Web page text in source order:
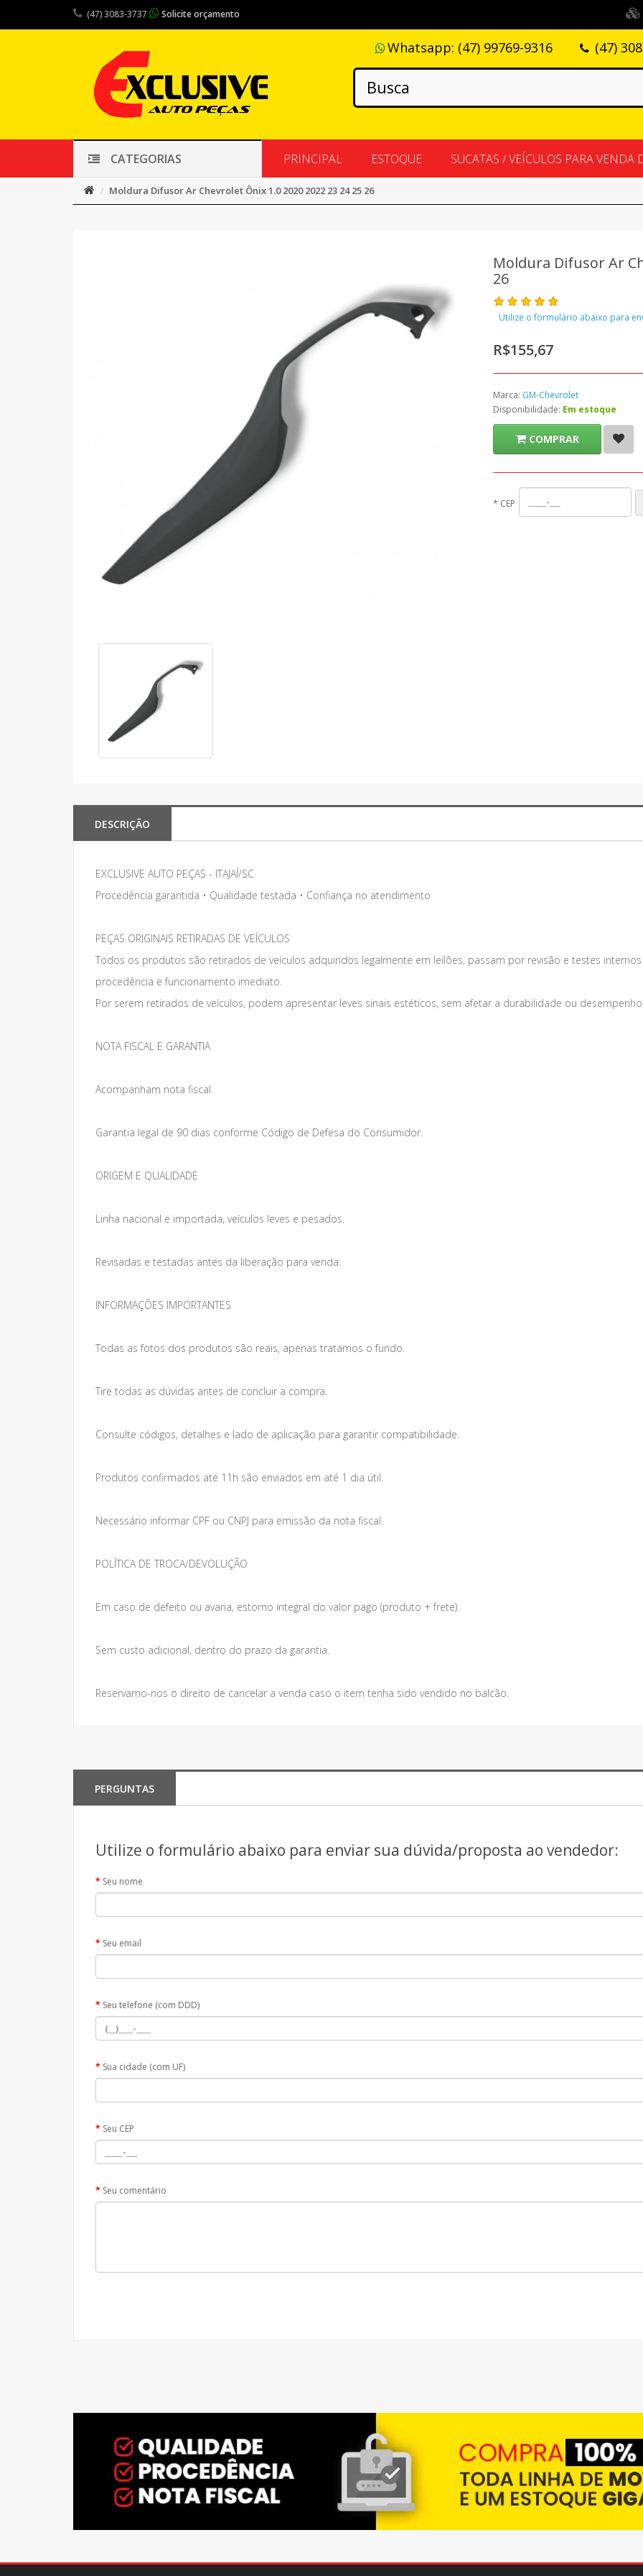
(47) 3083-3737 Solicite orçamento
Whatsapp: (47) 99769-9316 (47)
CATEGORIAS PRINCIPAL ESTOQUE SUCATAS / VEÍCULOS PARA VENDA
Moldura Difusor Ar Chevrolet Ônix 1.0 2020 2022 23 24 25 26
Moldura Difusor Ar
26
Utilize o formulário abaixo para
R$155,67
Marca: GM-Chevrolet
Disponibilidade: Em estoque
COMPRAR
* CEP
DESCRIÇÃO
EXCLUSIVE AUTO PEÇAS - ITAJAÍ/SC
Procedência garantida • Qualidade testada • Confiança no atendimento
PEÇAS ORIGINAIS RETIRADAS DE VEÍCULOS
Todos os produtos são retirados de veículos adquiridos legalmente em leilões, passam por revisão e testes
procedência e funcionamento imediato.
Por serem retirados de veículos, podem apresentar leves sinais estéticos, sem afetar a durabilidade ou
NOTA FISCAL E GARANTIA
Acompanham nota fiscal.
Garantia legal de 90 dias conforme Código de Defesa do Consumidor.
ORIGEM E QUALIDADE
Linha nacional e importada, veículos leves e pesados.
Revisadas e testadas antes da liberação para venda.
INFORMAÇÕES IMPORTANTES
Todas as fotos dos produtos são reais, apenas tratamos o fundo.
Tire todas as dúvidas antes de concluir a compra.
Consulte códigos, detalhes e lado de aplicação para garantir compatibilidade.
Produtos confirmados até 11h são enviados em até 1 dia útil.
Necessário informar CPF ou CNPJ para emissão da nota fiscal.
POLÍTICA DE TROCA/DEVOLUÇÃO
Em caso de defeito ou avaria, estorno integral do valor pago (produto + frete).
Sem custo adicional, dentro do prazo da garantia.
Reservamo-nos o direito de cancelar a venda caso o item tenha sido vendido no balcão.
PERGUNTAS
Utilize o formulário abaixo para enviar sua dúvida/proposta ao vendedor:
Seu nome
Seu email
Seu telefone (com DDD)
Sua cidade (com UF)
Seu CEP
Seu comentário